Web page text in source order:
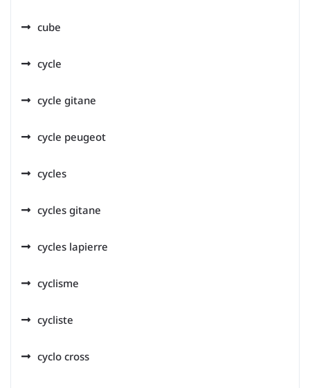
cube
cycle
cycle gitane
cycle peugeot
cycles
cycles gitane
cycles lapierre
cyclisme
cycliste
cyclo cross